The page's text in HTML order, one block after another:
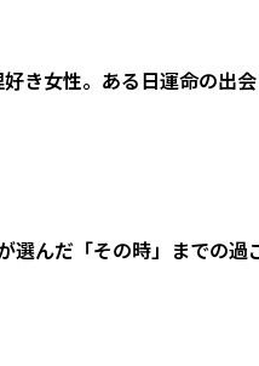
き女性。ある日運命の出
選んだ「その時」までの過